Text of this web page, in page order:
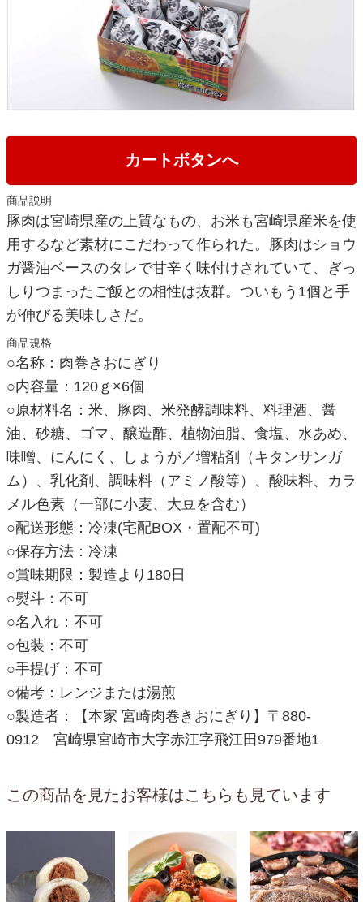
カートボタンへ
商品説明
豚肉は宮崎県産の上質なもの、お米も宮崎県産米を使
用するなど素材にこだわって作られた。豚肉はショウ
ガ醤油ベースのタレで甘辛く味付けされていて、ぎっ
しりつまったご飯との相性は抜群。ついもう1個と手
が伸びる美味しさだ。
商品規格
○名称：肉巻きおにぎり
○内容量：120ｇ×6個
○原材料名：米、豚肉、米発酵調味料、料理酒、醤
油、砂糖、ゴマ、醸造酢、植物油脂、食塩、水あめ、
味噌、にんにく、しょうが／増粘剤（キタンサンガ
ム）、乳化剤、調味料（アミノ酸等）、酸味料、カラ
メル色素（一部に小麦、大豆を含む）
○配送形態：冷凍(宅配BOX・置配不可)
○保存方法：冷凍
○賞味期限：製造より180日
○熨斗：不可
○名入れ：不可
○包装：不可
○手提げ：不可
○備考：レンジまたは湯煎
○製造者：【本家 宮崎肉巻きおにぎり】〒880-
0912 宮崎県宮崎市大字赤江字飛江田979番地1
この商品を見たお客様はこちらも見ています